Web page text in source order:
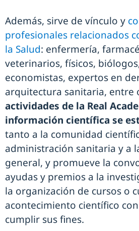
Además, sirve de vínculo y
profesionales relacionados
la Salud: enfermería,
veterinarios, físicos,
economistas, expertos en
arquitectura sanitaria, entre
actividades de la Real
información científica se
tanto a la comunidad
administración sanitaria y a
general, y promueve la
ayudas y premios a la
la organización de cursos o
acontecimiento científico
cumplir sus fines.